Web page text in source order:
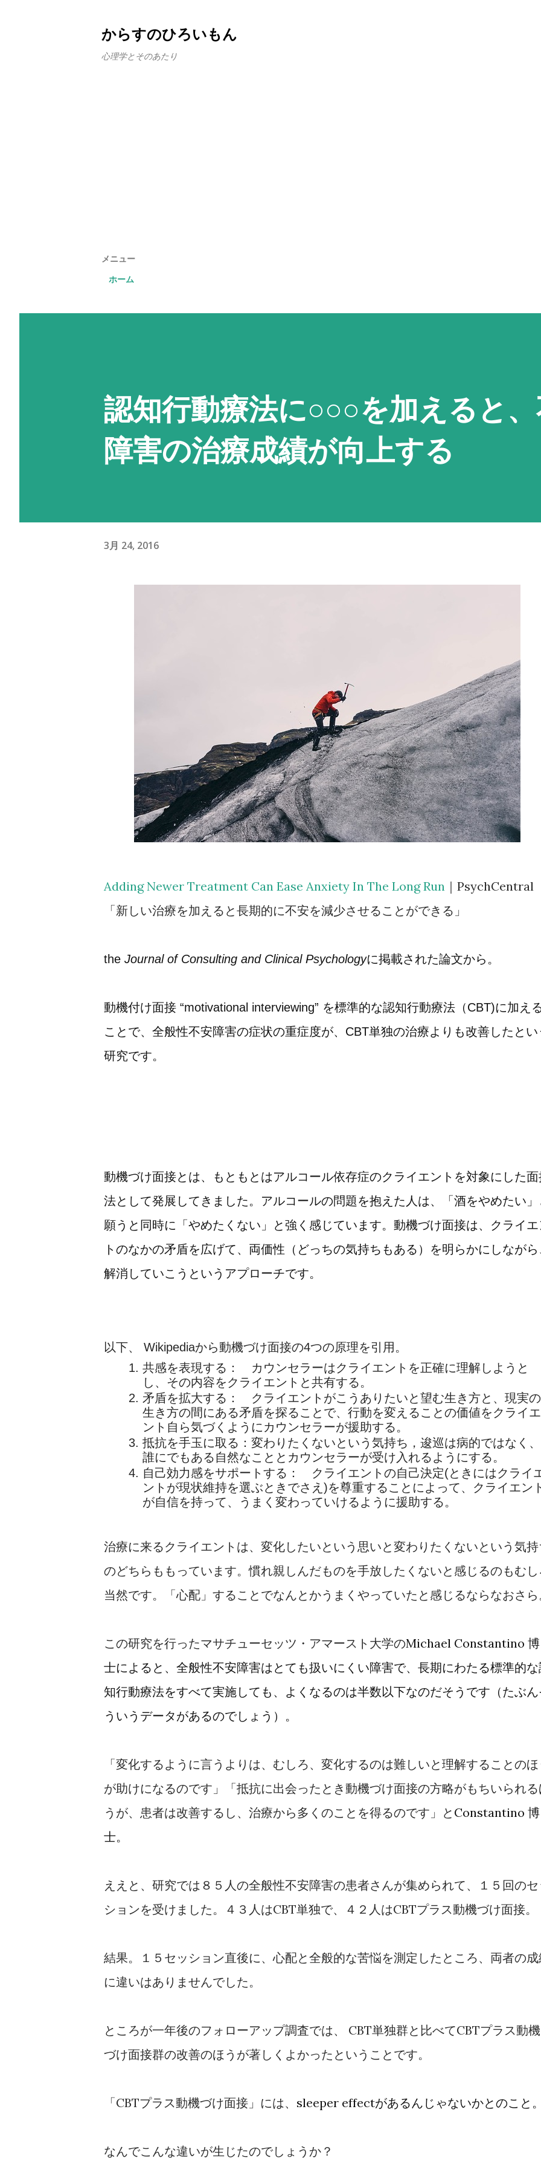
からすのひろいもん
心理学とそのあたり
メニュー
ホーム
認知行動療法に○○○を加えると
障害の治療成績が向上する
3月 24, 2016
Adding Newer Treatment Can Ease Anxiety In The Long Run ｜PsychCentral
「新しい治療を加えると長期的に不安を減少させることができる」
the Journal of Consulting and Clinical Psychologyに掲載された論文から。
動機付け面接 “motivational interviewing” を標準的な認知行動療法（CBT)に加え
ことで、全般性不安障害の症状の重症度が、CBT単独の治療よりも改善したとい
研究です。
動機づけ面接とは、もともとはアルコール依存症のクライエントを対象にした面
法として発展してきました。アルコールの問題を抱えた人は、「酒をやめたい」
願うと同時に「やめたくない」と強く感じています。動機づけ面接は、クライエ
トのなかの矛盾を広げて、両価性（どっちの気持ちもある）を明らかにしなが
解消していこうというアプローチです。
以下、 Wikipediaから動機づけ面接の4つの原理を引用。
共感を表現する： カウンセラーはクライエントを正確に理解しようと
し、その内容をクライエントと共有する。
矛盾を拡大する： クライエントがこうありたいと望む生き方と、現実の
生き方の間にある矛盾を探ることで、行動を変えることの価値をクライエ
ント自ら気づくようにカウンセラーが援助する。
抵抗を手玉に取る：変わりたくないという気持ち，逡巡は病的ではなく、
誰にでもある自然なこととカウンセラーが受け入れるようにする。
自己効力感をサポートする： クライエントの自己決定(ときにはクライ
ントが現状維持を選ぶときでさえ)を尊重することによって、クライエン
が自信を持って、うまく変わっていけるように援助する。
治療に来るクライエントは、変化したいという思いと変わりたくないという気
のどちらももっています。慣れ親しんだものを手放したくないと感じるのもむ
当然です。「心配」することでなんとかうまくやっていたと感じるならなおさ
この研究を行ったマサチューセッツ・アマースト大学のMichael Constantino 博
士によると、全般性不安障害はとても扱いにくい障害で、長期にわたる標準的
知行動療法をすべて実施しても、よくなるのは半数以下なのだそうです（たぶ
ういうデータがあるのでしょう）。
「変化するように言うよりは、むしろ、変化するのは難しいと理解することの
が助けになるのです」「抵抗に出会ったとき動機づけ面接の方略がもちいられ
うが、患者は改善するし、治療から多くのことを得るのです」と Constantino 博
士。
ええと、研究では８５人の全般性不安障害の患者さんが集められて、１５回の
ションを受けました。４３人はCBT単独で、４２人はCBTプラス動機づけ面接。
結果。１５セッション直後に、心配と全般的な苦悩を測定したところ、両者の
に違いはありませんでした。
ところが一年後のフォローアップ調査では、 CBT単独群と比べてCBTプラス動機
づけ面接群の改善のほうが著しくよかったということです。
「CBTプラス動機づけ面接」には、 sleeper effectがあるんじゃないかとのこと
なんでこんな違いが生じたのでしょうか？